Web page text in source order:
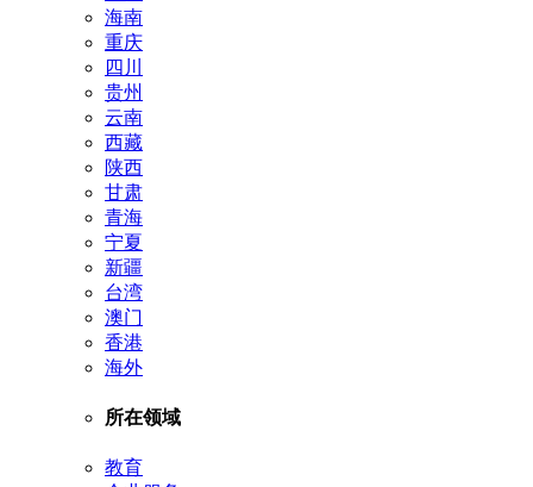
海南
重庆
四川
贵州
云南
西藏
陕西
甘肃
青海
宁夏
新疆
台湾
澳门
香港
海外
所在领域
教育